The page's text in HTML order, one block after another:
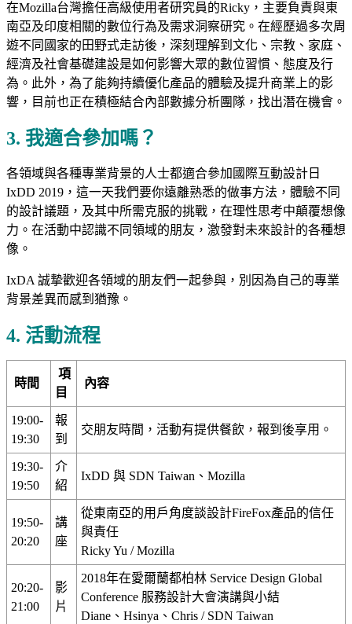
在Mozilla台灣擔任高級使用者研究員的Ricky，主要負責與東
南亞及印度相關的數位行為及需求洞察研究。在經歷過多次周
遊不同國家的田野式走訪後，深刻理解到文化、宗教、家庭、
經濟及社會基礎建設是如何影響大眾的數位習慣、態度及行
為。此外，為了能夠持續優化產品的體驗及提升商業上的影
響，目前也正在積極結合內部數據分析團隊，找出潛在機會。
3. 我適合參加嗎？
各領域與各種專業背景的人士都適合參加國際互動設計日
IxDD 2019，這一天我們要你遠離熟悉的做事方法，體驗不同
的設計議題，及其中所需克服的挑戰，在理性思考中顛覆想像
力。在活動中認識不同領域的朋友，激發對未來設計的各種想
像。
IxDA 誠摯歡迎各領域的朋友們一起參與，別因為自己的專業
背景差異而感到猶豫。
4. 活動流程
時間
項
目
內容
19:00-
19:30
報
到
交朋友時間，活動有提供餐飲，報到後享用。
19:30-
19:50
介
紹
IxDD 與 SDN Taiwan、Mozilla
19:50-
20:20
講
座
從東南亞的用戶角度談設計FireFox產品的信任
與責任
Ricky Yu / Mozilla
20:20-
21:00
影
片
2018年在愛爾蘭都柏林 Service Design Global
Conference 服務設計大會演講與小結
Diane、Hsinya、Chris / SDN Taiwan